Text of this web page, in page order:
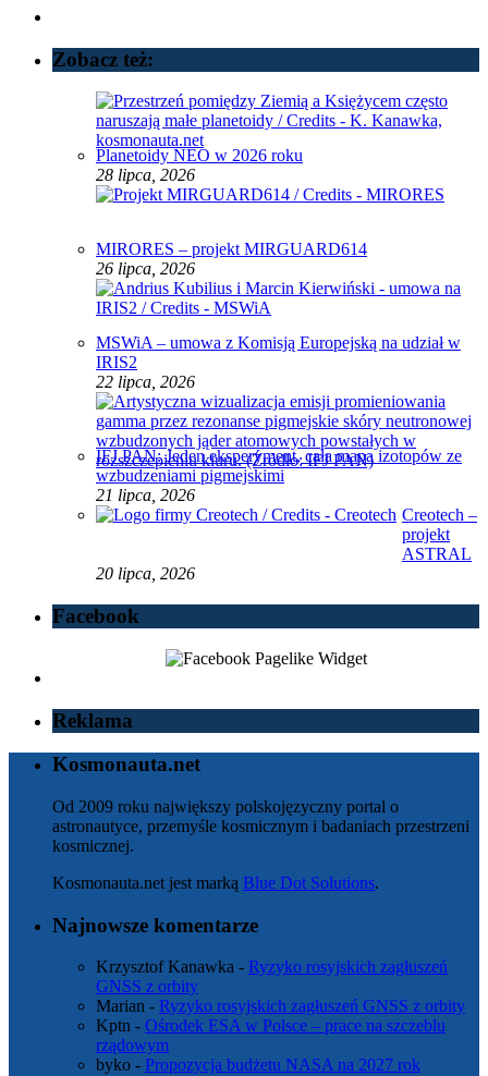
Zobacz też:
Planetoidy NEO w 2026 roku
28 lipca, 2026
MIRORES – projekt MIRGUARD614
26 lipca, 2026
MSWiA – umowa z Komisją Europejską na udział w
IRIS2
22 lipca, 2026
IFJ PAN: Jeden eksperyment, cała mapa izotopów ze
wzbudzeniami pigmejskimi
21 lipca, 2026
Creotech –
projekt
ASTRAL
20 lipca, 2026
Facebook
Reklama
Kosmonauta.net
Od 2009 roku największy polskojęzyczny portal o
astronautyce, przemyśle kosmicznym i badaniach przestrzeni
kosmicznej.
Kosmonauta.net jest marką Blue Dot Solutions.
Najnowsze komentarze
Krzysztof Kanawka - Ryzyko rosyjskich zagłuszeń
GNSS z orbity
Marian - Ryzyko rosyjskich zagłuszeń GNSS z orbity
Kptn - Ośrodek ESA w Polsce – prace na szczeblu
rządowym
byko - Propozycja budżetu NASA na 2027 rok